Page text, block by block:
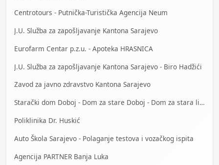
Centrotours - Putnička-Turistička Agencija Neum
J.U. Služba za zapošljavanje Kantona Sarajevo
Eurofarm Centar p.z.u. - Apoteka HRASNICA
J.U. Služba za zapošljavanje Kantona Sarajevo - Biro Hadžići
Zavod za javno zdravstvo Kantona Sarajevo
Starački dom Doboj - Dom za stare Doboj - Dom za stara lica Doboj
Poliklinika Dr. Huskić
Auto Škola Sarajevo - Polaganje testova i vozačkog ispita
Agencija PARTNER Banja Luka